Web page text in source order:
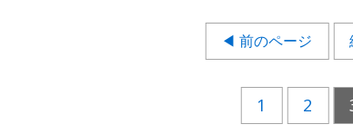
◀ 前のページ
1 2